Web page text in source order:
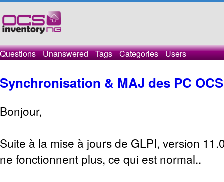
Questions Unanswered Tags Categories Users
Synchronisation & MAJ des PC
Bonjour,
Suite à la mise à jours de GLPI, version
ne fonctionnent plus, ce qui est normal..